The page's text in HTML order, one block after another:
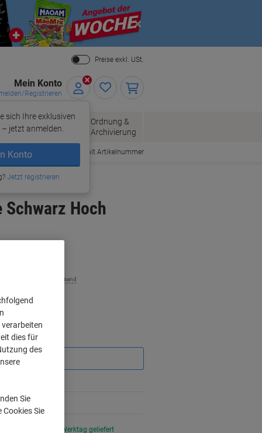
Close
Preise exkl. USt.
Mein Konto
Registrieren
sich Ihre exklusiven
jetzt anmelden.
Konto
Jetzt registrieren
Bürobedarf
Ordnung &
Archivierung
Bestellen mit Artikelnummer
Schwarz Hoch
zzgl. Versand
am nächsten Werktag geliefert
dies für
des
Sie
Sie